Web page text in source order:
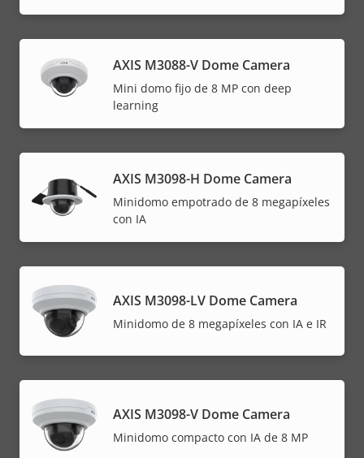
AXIS M3088-V Dome Camera
Mini domo fijo de 8 MP con deep
learning
AXIS M3098-H Dome Camera
Minidomo empotrado de 8 megapíxeles
con IA
AXIS M3098-LV Dome Camera
Minidomo de 8 megapíxeles con IA e IR
AXIS M3098-V Dome Camera
Minidomo compacto con IA de 8 MP